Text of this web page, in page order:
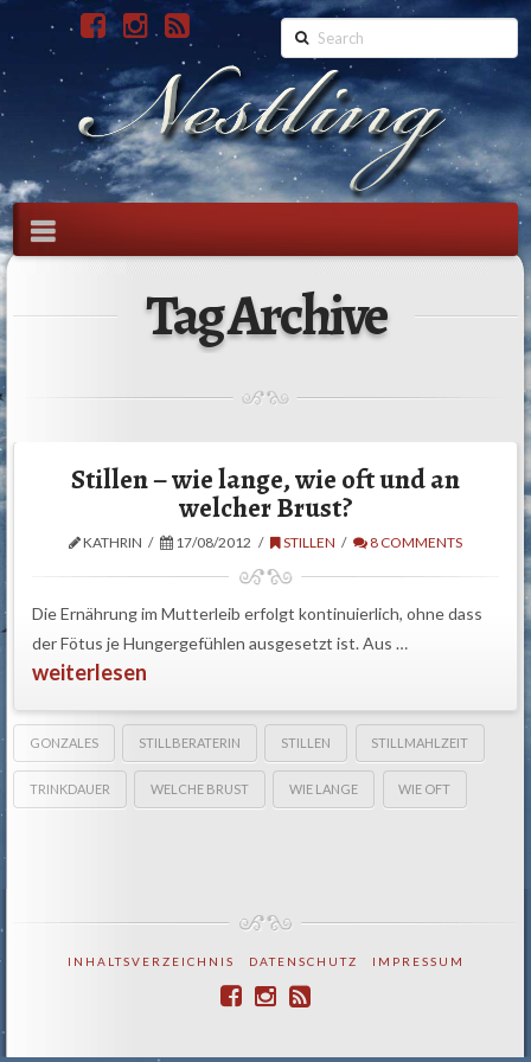
Search
Navigation
Tag Archive
Stillen – wie lange, wie oft und an
welcher Brust?
KATHRIN 17/08/2012 STILLEN 8 COMMENTS
Die Ernährung im Mutterleib erfolgt kontinuierlich, ohne dass
der Fötus je Hungergefühlen ausgesetzt ist. Aus …
weiterlesen
GONZALES STILLBERATERIN STILLEN STILLMAHLZEIT
TRINKDAUER WELCHE BRUST WIE LANGE WIE OFT
INHALTSVERZEICHNIS DATENSCHUTZ IMPRESSUM